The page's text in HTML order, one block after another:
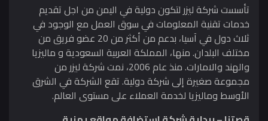
تأسست شركة ليزر لتكون دولية في اليمن من اجل تقديم
خدمات تقنية المعلومات في سوق العمل مع الوجود في
ثلاث دول في آسيا، بدعم من أكثر من 20 عضو فريق من
مختلف البلدان. منها، المملكة العربية السعودية و ماليزيا
والهند والامارات. منذ عام 2006، نمت شركة ليزر من
مجموعة صغيرة إلى شركة دولية. تقع الشركة في الشرق
الأوسط وماليزيا لخدمة العملاء على مستوى العالم.